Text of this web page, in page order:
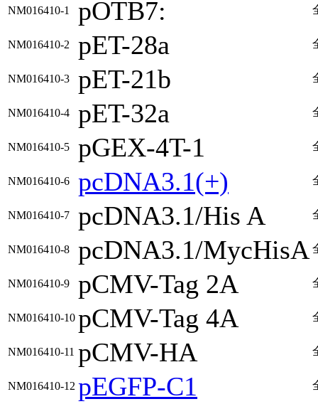
NM016410-1 pOTB7:
NM016410-2 pET-28a
NM016410-3 pET-21b
NM016410-4 pET-32a
NM016410-5 pGEX-4T-1
NM016410-6 pcDNA3.1(+)
NM016410-7 pcDNA3.1/His A
NM016410-8 pcDNA3.1/MycHisA
NM016410-9 pCMV-Tag 2A
NM016410-10 pCMV-Tag 4A
NM016410-11 pCMV-HA
NM016410-12 pEGFP-C1